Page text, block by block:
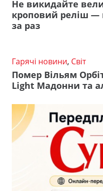
Не викидайте
кроповий реліш —
за раз
Гарячі новини, Світ
Помер Вільям
Light Мадонни та